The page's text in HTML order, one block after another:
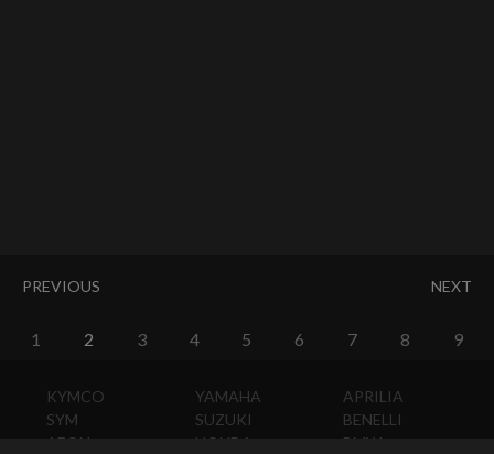
PREVIOUS NEXT
1 2 3 4 5 6 7 8 9
KYMCO
SYM
AEON
YAMAHA
SUZUKI
HONDA
APRILIA
BENELLI
BMW